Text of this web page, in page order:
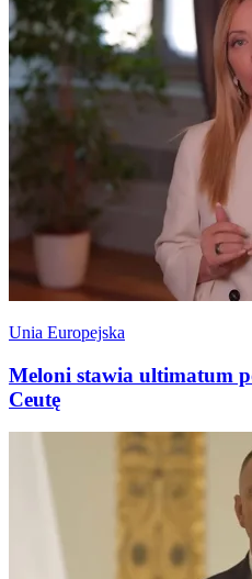
Unia Europejska
Meloni stawia ultimatum
Ceutę